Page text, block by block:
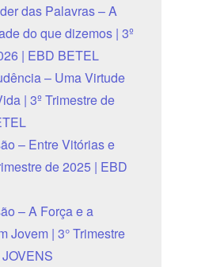
das Palavras – A
do que dizemos | 3º
| EBD BETEL
– Uma Virtude
| 3º Trimestre de
– Entre Vitórias e
de 2025 | EBD
– A Força e a
Jovem | 3° Trimestre